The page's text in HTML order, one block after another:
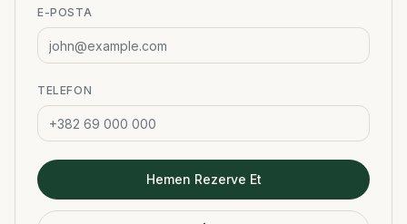
E-POSTA
TELEFON
Hemen Rezerve Et